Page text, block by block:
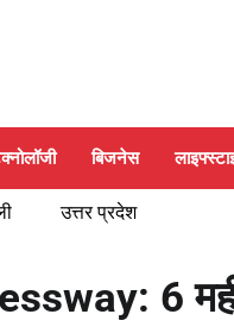
बिजनेस
उत्तर प्रदेश
6